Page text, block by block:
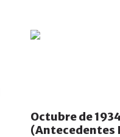
Octubre de
(Antecedentes